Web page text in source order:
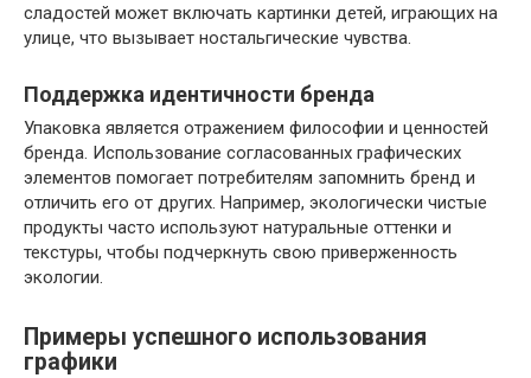
сладостей может включать картинки детей, играющих на
улице, что вызывает ностальгические чувства.
Поддержка идентичности бренда
Упаковка является отражением философии и ценностей
бренда. Использование согласованных графических
элементов помогает потребителям запомнить бренд и
отличить его от других. Например, экологически чистые
продукты часто используют натуральные оттенки и
текстуры, чтобы подчеркнуть свою приверженность
экологии.
Примеры успешного использования
графики